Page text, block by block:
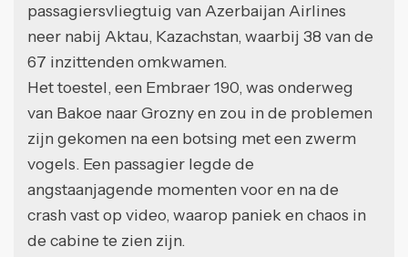
passagiersvliegtuig van Azerbaijan Airlines
neer nabij Aktau, Kazachstan, waarbij 38 van de
67 inzittenden omkwamen.
Het toestel, een Embraer 190, was onderweg
van Bakoe naar Grozny en zou in de problemen
zijn gekomen na een botsing met een zwerm
vogels. Een passagier legde de
angstaanjagende momenten voor en na de
crash vast op video, waarop paniek en chaos in
de cabine te zien zijn.